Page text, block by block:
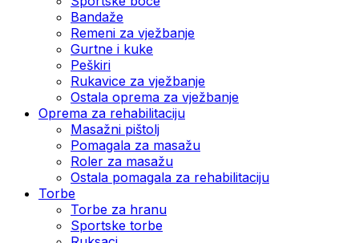
Bandaže
Remeni za vježbanje
Gurtne i kuke
Peškiri
Rukavice za vježbanje
Ostala oprema za vježbanje
Oprema za rehabilitaciju
Masažni pištolj
Pomagala za masažu
Roler za masažu
Ostala pomagala za rehabilitaciju
Torbe
Torbe za hranu
Sportske torbe